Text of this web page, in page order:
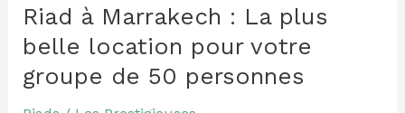
Riad à Marrakech : La plus
belle location pour votre
groupe de 50 personnes
La
belle
location